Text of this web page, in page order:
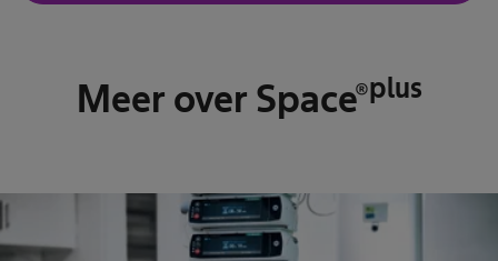
Meer over Space®plus